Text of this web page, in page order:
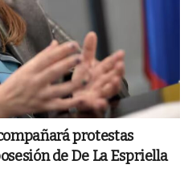
protestas
de De La Espriella